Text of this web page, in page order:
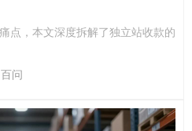
点，本文深度拆解了独立站收款的
百问